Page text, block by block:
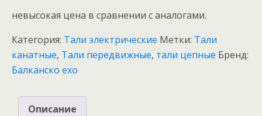
невысокая цена в сравнении с аналогами.
Категория: Тали электрические Метки: Тали
канатные, Тали передвижные, тали цепные Бренд:
Балканско ехо
Описание